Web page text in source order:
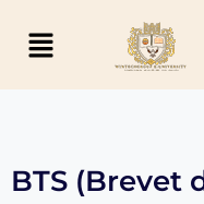
BTS (Brevet